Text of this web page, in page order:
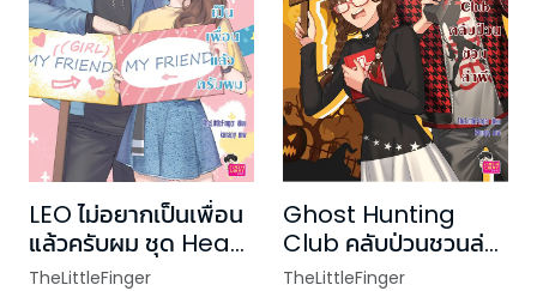
LEO ไม่อยากเป็นเพื่อน
แล้วครับผม ชุด Head
U, Luv You
TheLittleFinger
Ghost Hunting
Club คลับป่วนชวนล่า
ผี
TheLittleFinger